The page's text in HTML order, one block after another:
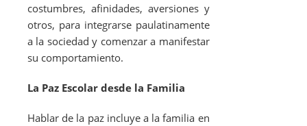
costumbres, afinidades, aversiones y
otros, para integrarse paulatinamente
a la sociedad y comenzar a manifestar
su comportamiento.
La Paz Escolar desde la Familia
Hablar de la paz incluye a la familia en